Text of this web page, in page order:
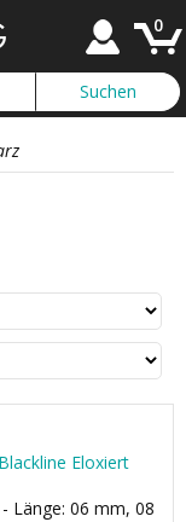
0
Eloxiert
Länge: 06 mm, 08